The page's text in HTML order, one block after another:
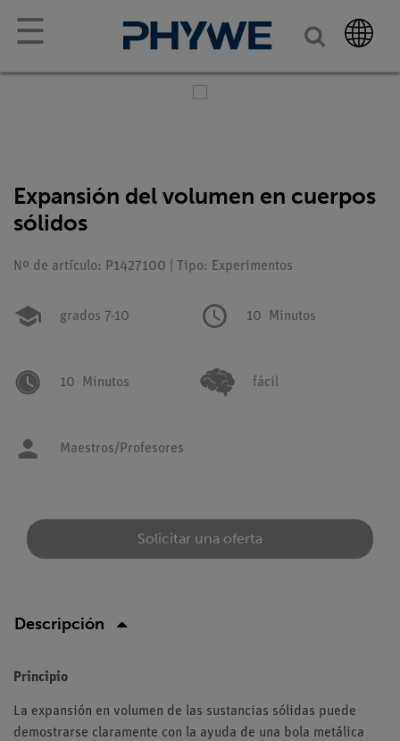
☰
Expansión del volumen en cuerpos
sólidos
Nº de artículo: P1427100 | Tipo: Experimentos
grados 7-10 10 Minutos
10 Minutos fácil
Maestros/Profesores
Solicitar una oferta
Descripción
Principio
La expansión en volumen de las sustancias sólidas puede
demostrarse claramente con la ayuda de una bola metálica